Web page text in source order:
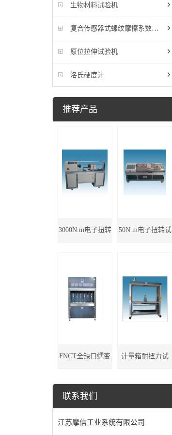
生物材料试验机
复合传感器式螺纹摩擦系数试验机
原位拉伸试验机
洛氏硬度计
推荐产品
3000N.m电子扭转 50N.m电子扭转试
FNCT全缺口蠕变 计量箱耐扭力试
联系我们
江苏摩信工业系统有限公司